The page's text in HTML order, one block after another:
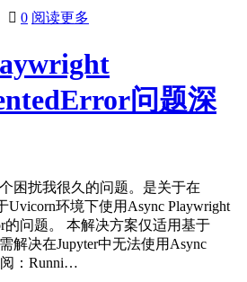
 0 阅读更多
问题深
困扰我很久的问题。是关于在
Uvicorn环境下使用Async Playwright
的问题。 本解决方案仅适用基于
解决在Jupyter中无法使用Async
：Runni…